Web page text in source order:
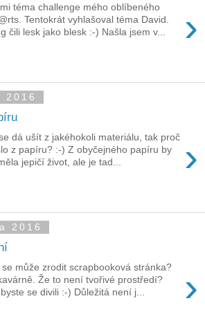
›
téma challenge mého oblíbeného
Tentokrát vyhlašoval téma David.
čili lesk jako blesk :-) Našla jsem v...
2016
›
dá ušít z jakéhokoli materiálu, tak proč
z papíru? :-) Z obyčejného papíru by
jepičí život, ale je tad...
2016
›
může zrodit scrapbooková stránka?
Že to není tvořivé prostředí?
se divili :-) Důležitá není j...